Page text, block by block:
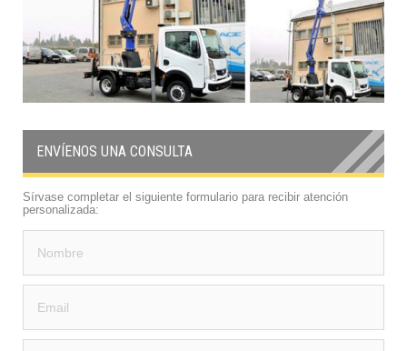
ENVÍENOS UNA CONSULTA
Sírvase completar el siguiente formulario para recibir atención
personalizada: